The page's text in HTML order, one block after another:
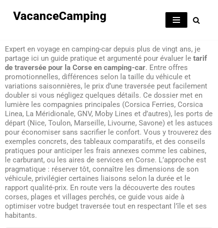
contenu
VacanceCamping
Expert en voyage en camping-car depuis plus de vingt ans, je
partage ici un guide pratique et argumenté pour évaluer le tarif
de traversée pour la Corse en camping-car. Entre offres
promotionnelles, différences selon la taille du véhicule et
variations saisonnières, le prix d’une traversée peut facilement
doubler si vous négligez quelques détails. Ce dossier met en
lumière les compagnies principales (Corsica Ferries, Corsica
Linea, La Méridionale, GNV, Moby Lines et d’autres), les ports de
départ (Nice, Toulon, Marseille, Livourne, Savone) et les astuces
pour économiser sans sacrifier le confort. Vous y trouverez des
exemples concrets, des tableaux comparatifs, et des conseils
pratiques pour anticiper les frais annexes comme les cabines,
le carburant, ou les aires de services en Corse. L’approche est
pragmatique : réserver tôt, connaître les dimensions de son
véhicule, privilégier certaines liaisons selon la durée et le
rapport qualité-prix. En route vers la découverte des routes
corses, plages et villages perchés, ce guide vous aide à
optimiser votre budget traversée tout en respectant l’île et ses
habitants.